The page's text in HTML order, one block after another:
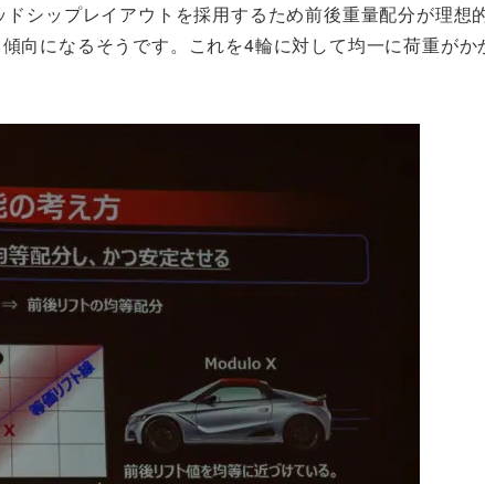
シップレイアウトを採用するため前後重量配分が理想
向になるそうです。これを4輪に対して均一に荷重がか